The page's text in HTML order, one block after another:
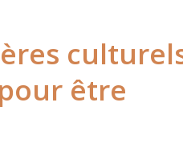
être